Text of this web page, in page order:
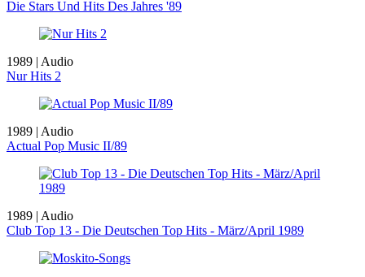
Die Stars Und Hits Des Jahres '89
1989 | Audio
Nur Hits 2
1989 | Audio
Actual Pop Music II/89
1989 | Audio
Club Top 13 - Die Deutschen Top Hits - März/April 1989